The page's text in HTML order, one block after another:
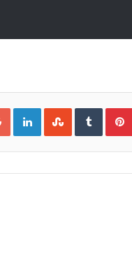
Google+LinkedInStumbleUpon
Tumblr